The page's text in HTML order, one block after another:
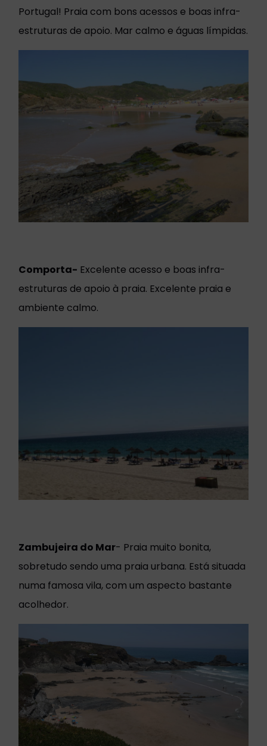
Portugal! Praia com bons acessos e boas infra-
estruturas de apoio. Mar calmo e águas límpidas.
Comporta- Excelente acesso e boas infra-
estruturas de apoio à praia. Excelente praia e
ambiente calmo.
Zambujeira do Mar- Praia muito bonita,
sobretudo sendo uma praia urbana. Está situada
numa famosa vila, com um aspecto bastante
acolhedor.